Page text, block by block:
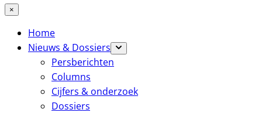
×
Home
Nieuws & Dossiers
Persberichten
Columns
Cijfers & onderzoek
Dossiers